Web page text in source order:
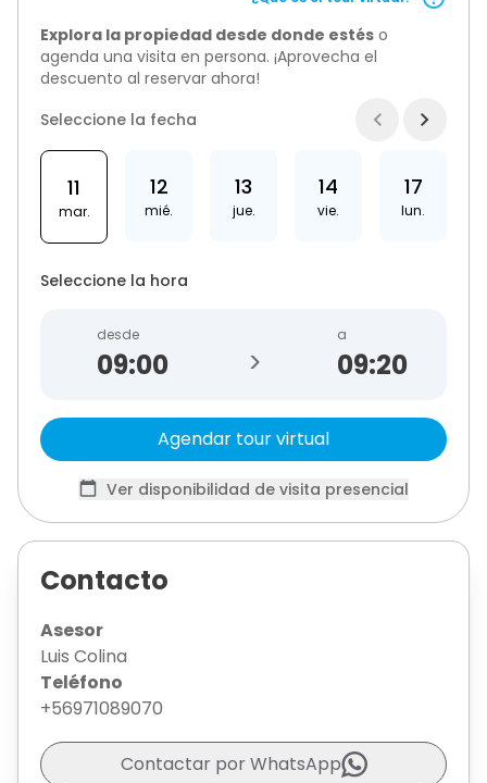
Explora la propiedad desde donde estés o
agenda una visita en persona. ¡Aprovecha el
descuento al reservar ahora!
Seleccione la fecha
11
mar.
12
mié.
13
jue.
14
vie.
17
lun.
Seleccione la hora
desde
>
a
09:20
Agendar tour virtual
Ver disponibilidad de visita presencial
Contacto
Asesor
Luis Colina
Teléfono
+56971089070
Contactar por WhatsApp